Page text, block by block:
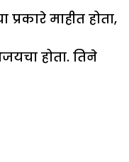
माहीत होता,
होता. तिने